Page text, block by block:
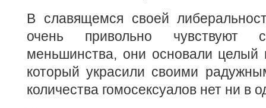
В славящемся своей
очень привольно чувствуют
меньшинства, они основали целый
который украсили своими
количества гомосексуалов нет ни в